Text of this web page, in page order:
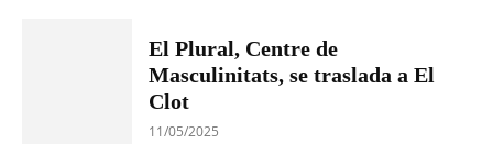
El Plural, Centre de
Masculinitats, se traslada a El
Clot
11/05/2025